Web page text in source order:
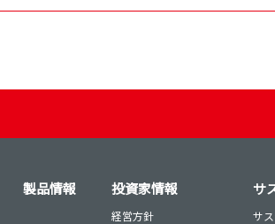
製品情報 投資家情報
経営方針
サ
サ